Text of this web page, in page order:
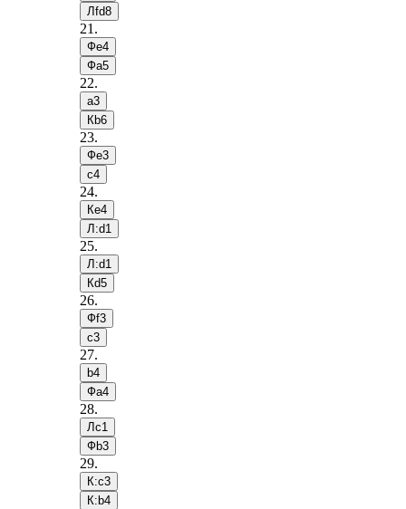
Лfd8
21 .
Фe4
Фa5
22.
a3
Кb6
23.
Фe3
c4
24.
Кe4
Л:d1
25.
Л:d1
Кd5
26.
Фf3
c3
27.
b4
Фa4
28.
Лc1
Фb3
29.
К:c3
К:b4